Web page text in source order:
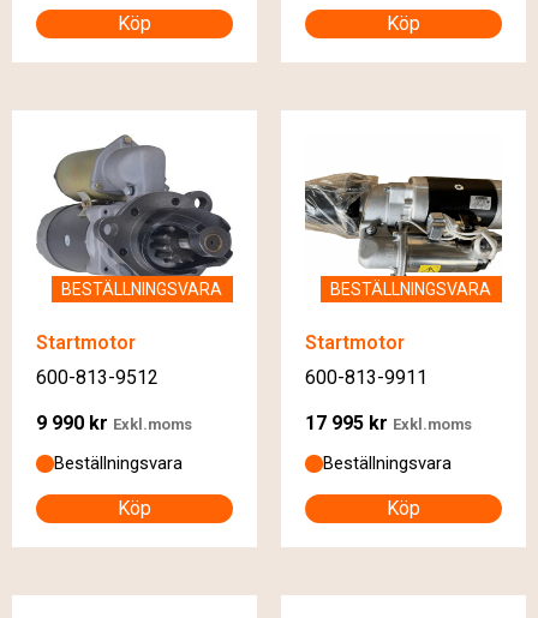
Köp Köp
BESTÄLLNINGSVARA
Startmotor
600-813-9512
9 990 kr Exkl.moms
Beställningsvara
Köp
BESTÄLLNINGSVARA
Startmotor
600-813-9911
17 995 kr Exkl.moms
Beställningsvara
Köp